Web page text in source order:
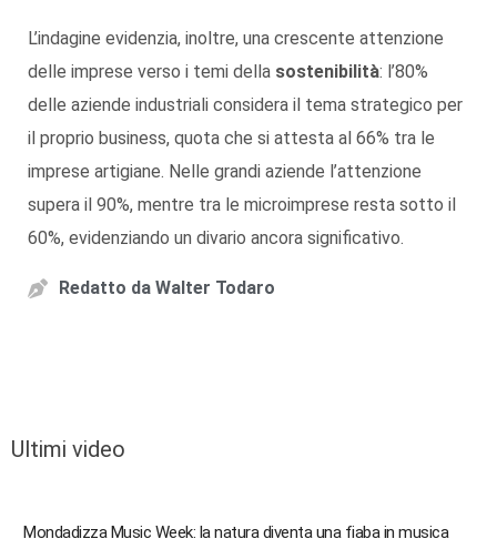
L’indagine evidenzia, inoltre, una crescente attenzione
delle imprese verso i temi della sostenibilità: l’80%
delle aziende industriali considera il tema strategico per
il proprio business, quota che si attesta al 66% tra le
imprese artigiane. Nelle grandi aziende l’attenzione
supera il 90%, mentre tra le microimprese resta sotto il
60%, evidenziando un divario ancora significativo.
Redatto da Walter Todaro
Ultimi video
Mondadizza Music Week: la natura diventa una fiaba in musica